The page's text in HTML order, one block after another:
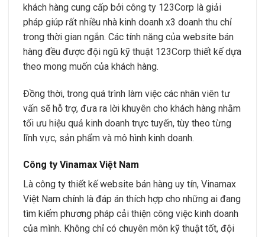
khách hàng cung cấp bởi công ty 123Corp là giải
pháp giúp rất nhiều nhà kinh doanh x3 doanh thu chỉ
trong thời gian ngắn. Các tính năng của website bán
hàng đều được đội ngũ kỹ thuật 123Corp thiết kế dựa
theo mong muốn của khách hàng.
Đồng thời, trong quá trình làm việc các nhân viên tư
vấn sẽ hỗ trợ, đưa ra lời khuyên cho khách hàng nhằm
tối ưu hiệu quả kinh doanh trực tuyến, tùy theo từng
lĩnh vực, sản phẩm và mô hình kinh doanh.
Công ty Vinamax Việt Nam
Là công ty thiết kế website bán hàng uy tín, Vinamax
Việt Nam chính là đáp án thích hợp cho những ai đang
tìm kiếm phương pháp cải thiện công việc kinh doanh
của mình. Không chỉ có chuyên môn kỹ thuật tốt, đội